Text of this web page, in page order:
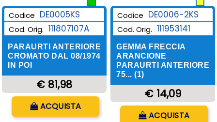
Codice DE0005KS
Cod. Orig. 111807107A
PARAURTI ANTERIORE
CROMATO DAL 08/1974
IN POI
€ 81,98
Quantità
ACQUISTA
Codice DE0006-2KS
Cod. Orig. 111953141
GEMMA FRECCIA
ARANCIONE
PARAURTI ANTERIORE
75... (1)
€ 14,09
Quantità
ACQUISTA